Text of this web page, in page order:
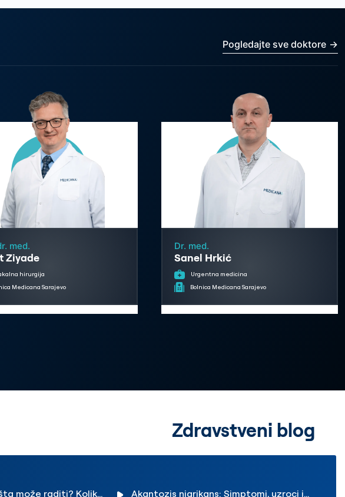
Pogledajte sve doktore →
med.
Ziyade
hirurgija
Medicana Sarajevo
Dr. med.
Sanel Hrkić
Urgentna medicina
Bolnica Medicana Sarajevo
Zdravstveni blog
može raditi? Kolika
Akantozis nigrikans: Simptomi, uzroci i